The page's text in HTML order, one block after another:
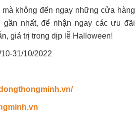
không đến ngay những cửa hàng
gần nhất, để nhận ngay các ưu đãi
giá trị trong dịp lễ Halloween!
31/10/2022